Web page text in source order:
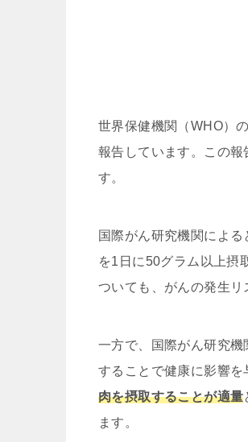
世界保健機関（WHO）
報告しています。この
す。
国際がん研究機関によ
を1日に50グラム以上摂
ついても、がんの発生リ
一方で、国際がん研究機
することで健康に影響を
肉を摂取することが適量
ます。